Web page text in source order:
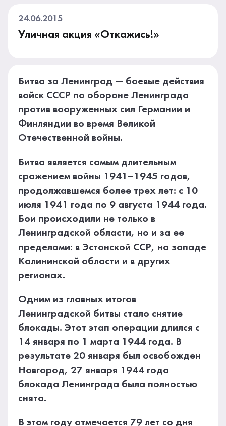
24.06.2015
Уличная акция «Откажись!»
Битва за Ленинград — боевые действия
войск СССР по обороне Ленинграда
против вооруженных сил Германии и
Финляндии во время Великой
Отечественной войны.
Битва является самым длительным
сражением войны 1941–1945 годов,
продолжавшемся более трех лет: с 10
июля 1941 года по 9 августа 1944 года.
Бои происходили не только в
Ленинградской области, но и за ее
пределами: в Эстонской ССР, на западе
Калининской области и в других
регионах.
Одним из главных итогов
Ленинградской битвы стало снятие
блокады. Этот этап операции длился с
14 января по 1 марта 1944 года. В
результате 20 января был освобожден
Новгород, 27 января 1944 года
блокада Ленинграда была полностью
снята.
В этом году отмечается 79 лет со дня